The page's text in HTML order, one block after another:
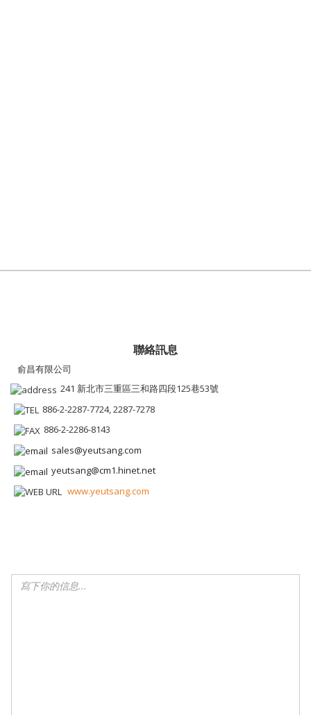
聯絡訊息
俞昌有限公司
241 新北市三重區三和路四段125巷53號
886-2-2287-7724, 2287-7278
886-2-2286-8143
sales@yeutsang.com
yeutsang@cm1.hinet.net
www.yeutsang.com